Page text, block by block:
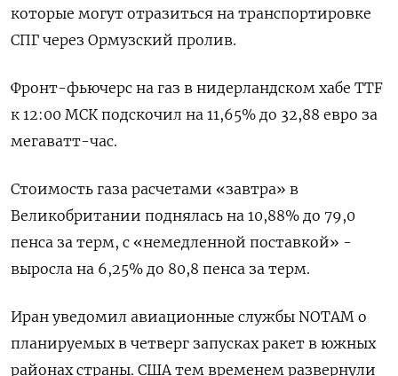
которые могут отразиться на транспортировке
СПГ через Ормузский пролив.
Фронт-фьючерс на газ в нидерландском хабе ​TTF
к 12:00 ​МСК подскочил ​на 11,⁠65% до 32,88 евро ‌за
мегаватт-час.
Стоимость газа расчетами «‌завтра» в
Великобритании поднялась на 10,88% до 79,0 ​
пенса за терм, с «немедленной поставкой» -
выросла ‌на 6,25% до 80,8 пенса за ​терм.
Иран уведомил авиационные службы NOTAM о
планируемых в четверг ‌запусках ракет в южных
районах страны. США тем временем развернули